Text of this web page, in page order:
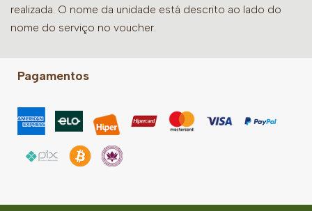
realizada. O nome da unidade está descrito ao lado do
nome do serviço no voucher.
Pagamentos